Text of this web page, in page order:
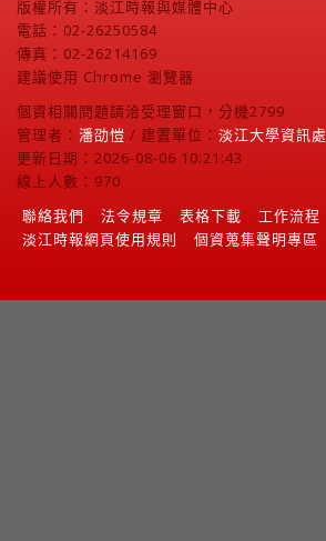
版權所有：淡江時報與媒體中心
電話：02-26250584
傳真：02-26214169
建議使用 Chrome 瀏覽器
個資相關問題請洽受理窗口，分機2799
管理者： 潘劭愷 / 建置單位： 淡江大學資訊處
更新日期：2026-08-06 10:21:43
線上人數：970
聯絡我們
法令規章 表格下載
工作流程
淡江時報網頁使用規則
個資蒐集聲明專區